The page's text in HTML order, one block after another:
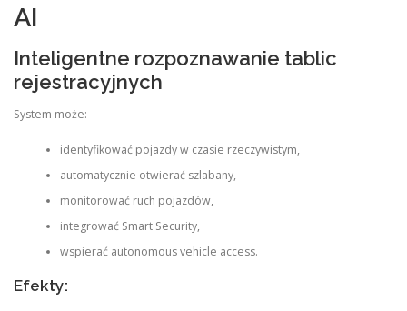
AI
Inteligentne rozpoznawanie tablic
rejestracyjnych
System może:
identyfikować pojazdy w czasie rzeczywistym,
automatycznie otwierać szlabany,
monitorować ruch pojazdów,
integrować Smart Security,
wspierać autonomous vehicle access.
Efekty: